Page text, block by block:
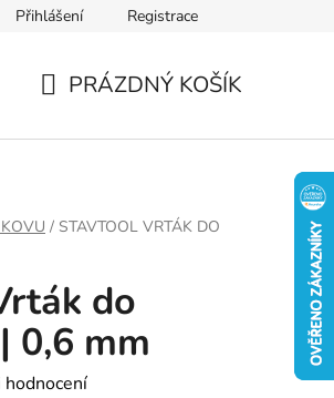
Přihlášení Registrace
PRÁZDNÝ KOŠÍK
/ STAVTOOL VRTÁK DO
do
0,6 mm